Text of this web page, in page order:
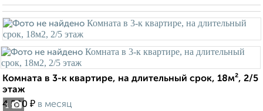
1
Комната в 3-к квартире, на длительный срок, 18м², 2/5
этаж
4 500 ₽ в месяц